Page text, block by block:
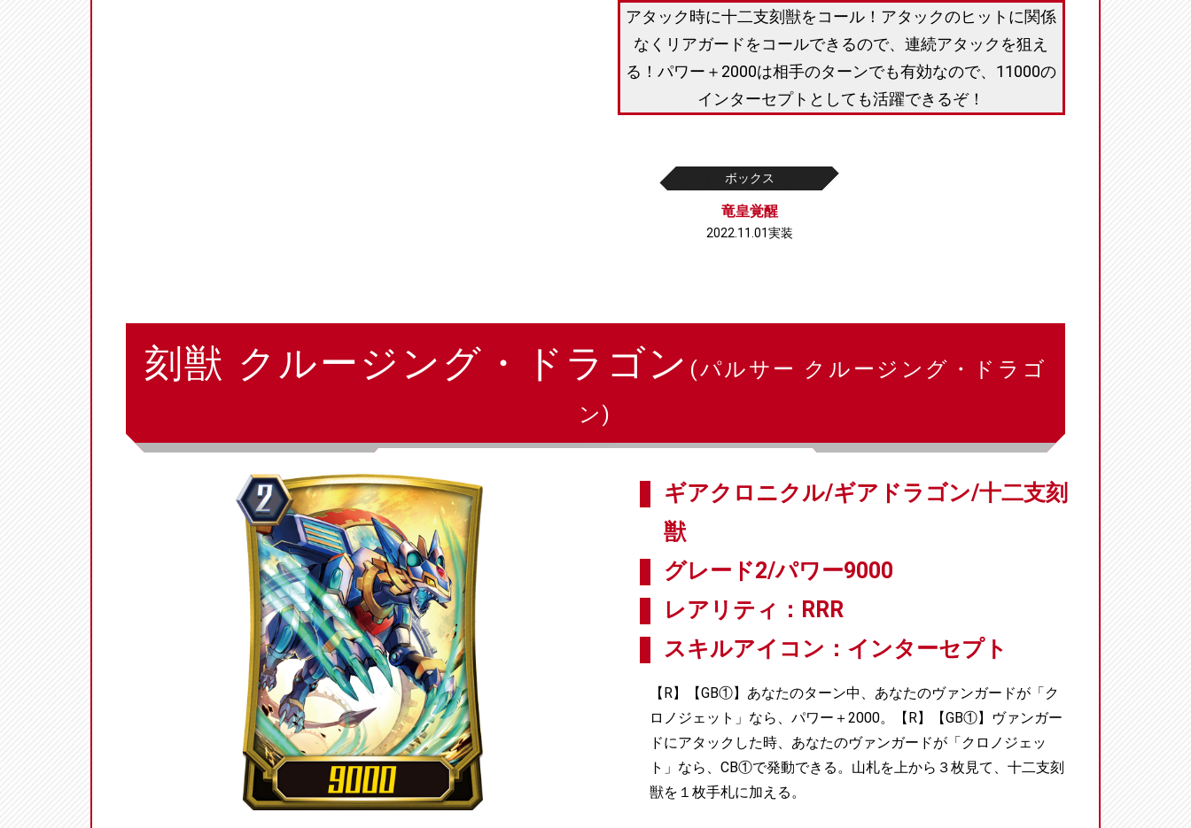
アタック時に十二支刻獣をコール！アタックのヒットに関係
なくリアガードをコールできるので、連続アタックを狙え
る！パワー＋2000は相手のターンでも有効なので、11000の
インターセプトとしても活躍できるぞ！
ボックス
竜皇覚醒
2022.11.01実装
刻獣 クルージング・ドラゴン (パルサー クルージング・ドラゴ
ン)
ギアクロニクル/ギアドラゴン/十二支刻
獣
グレード2/パワー9000
レアリティ：RRR
スキルアイコン：インターセプト
【R】【GB①】あなたのターン中、あなたのヴァンガードが「ク
ロノジェット」なら、パワー＋2000。【R】【GB①】ヴァンガー
ドにアタックした時、あなたのヴァンガードが「クロノジェッ
ト」なら、CB①で発動できる。山札を上から３枚見て、十二支刻
獣を１枚手札に加える。